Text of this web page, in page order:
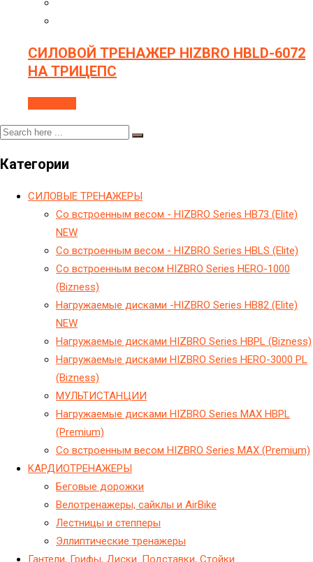
СИЛОВОЙ ТРЕНАЖЕР HIZBRO HBLD-6072
НА ТРИЦЕПС
Категории
CИЛОВЫЕ ТРЕНАЖЕРЫ
Cо встроенным весом - HIZBRO Series HB73 (Elite)
NEW
Cо встроенным весом - HIZBRO Series HBLS (Elite)
Cо встроенным весом HIZBRO Series HERO-1000
(Bizness)
Hагружаемые дисками -HIZBRO Series HB82 (Elite)
NEW
Hагружаемые дисками HIZBRO Series HBPL (Bizness)
Hагружаемые дисками HIZBRO Series HERO-3000 PL
(Bizness)
МУЛЬТИСТАНЦИИ
Нагружаемые дисками HIZBRO Series MAX HBPL
(Premium)
Со встроенным весом HIZBRO Series MAX (Premium)
KАРДИОТРЕНАЖЕРЫ
Беговые дорожки
Велотренажеры, сайклы и AirBike
Лестницы и степперы
Эллиптические тренажеры
Гантели, Грифы, Диски. Подставки, Стойки